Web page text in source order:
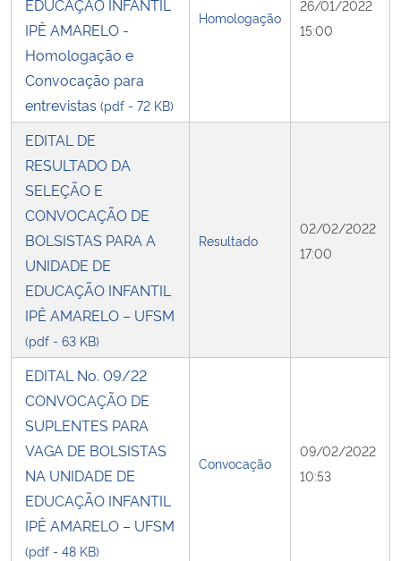
Planalto
EDUCAÇÃO INFANTIL
IPÊ AMARELO -
Homologação e
Convocação para
entrevistas (pdf - 72 KB)
Homologação
26/01/2022
15:00
EDITAL DE
RESULTADO DA
SELEÇÃO E
CONVOCAÇÃO DE
BOLSISTAS PARA A
UNIDADE DE
EDUCAÇÃO INFANTIL
IPÊ AMARELO – UFSM
(pdf - 63 KB)
Resultado
02/02/2022
17:00
EDITAL No. 09/22
CONVOCAÇÃO DE
SUPLENTES PARA
VAGA DE BOLSISTAS
NA UNIDADE DE
EDUCAÇÃO INFANTIL
IPÊ AMARELO – UFSM
(pdf - 48 KB)
Convocação
09/02/2022
10:53